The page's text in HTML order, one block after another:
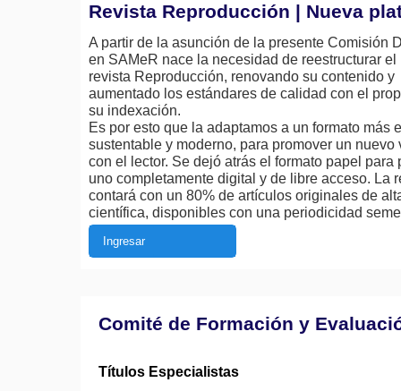
Revista Reproducción | Nueva
A partir de la asunción de la presente Comisión
en SAMeR nace la necesidad de reestructurar el
revista Reproducción, renovando su contenido y
aumentado los estándares de calidad con el
su indexación.
Es por esto que la adaptamos a un formato más
sustentable y moderno, para promover un nuevo
con el lector. Se dejó atrás el formato papel para
uno completamente digital y de libre acceso. La
contará con un 80% de artículos originales de
científica, disponibles con una periodicidad
Ingresar
Comité de Formación y
Títulos Especialistas